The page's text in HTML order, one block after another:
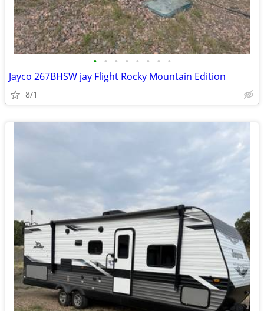
• • • • • • • •
Jayco 267BHSW jay Flight Rocky Mountain Edition
8/1